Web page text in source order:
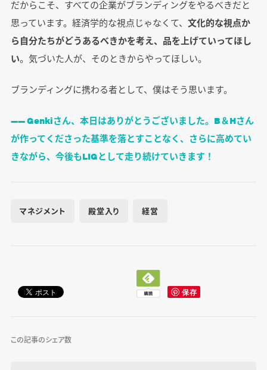
だからこそ、すべての企業がブランディングをやるべきだと
思っています。経済学的な視点じゃなくて、 文化的な視点か
ら自分たちがどうあるべきかを考え、品を上げていってほし
い。気づいた人が、そのときからやってほしい。
ブランディングに携わる者として、僕はそう思います。
―― Genkiさん、本日はありがとうございました。B＆Hさん
が作ってくださった基準を落とすことなく、さらに高めてい
きながら、今後もLIGとして走り続けていきます！
マネジメント 殿堂入り 経営
この記事のシェア数